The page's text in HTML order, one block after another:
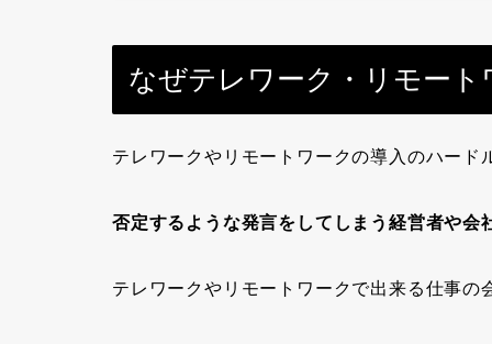
なぜテレワーク・リモー
テレワークやリモートワークの導入 のハード
否定するような発言をしてしまう経営者や会
テレワークやリモートワークで出来る仕事の